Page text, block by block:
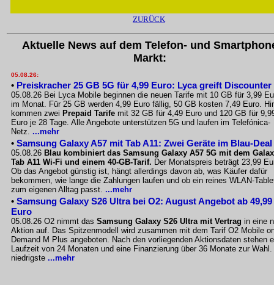
ZURÜCK
Aktuelle News auf dem Telefon- und
Markt:
05.08.26:
• Preiskracher 25 GB 5G für 4,99 Euro: Lyca greift Discounter
05.08.26 Bei Lyca Mobile beginnen die neuen Tarife mit 10 GB für 3,99
im Monat. Für 25 GB werden 4,99 Euro fällig, 50 GB kosten 7,49 Euro.
kommen zwei Prepaid Tarife mit 32 GB für 4,49 Euro und 120 GB für
Euro je 28 Tage. Alle Angebote unterstützen 5G und laufen im Telefónica-
Netz. ...mehr
• Samsung Galaxy A57 mit Tab A11: Zwei Geräte im Blau-Deal
05.08.26 Blau kombiniert das Samsung Galaxy A57 5G mit dem
Tab A11 Wi-Fi und einem 40-GB-Tarif. Der Monatspreis beträgt 23,99
Ob das Angebot günstig ist, hängt allerdings davon ab, was Käufer dafür
bekommen, wie lange die Zahlungen laufen und ob ein reines WLAN-
zum eigenen Alltag passt. ...mehr
• Samsung Galaxy S26 Ultra bei O2: August Angebot ab 49,99
Euro
05.08.26 O2 nimmt das Samsung Galaxy S26 Ultra mit Vertrag in eine
Aktion auf. Das Spitzenmodell wird zusammen mit dem Tarif O2 Mobile
Demand M Plus angeboten. Nach den vorliegenden Aktionsdaten stehen
Laufzeit von 24 Monaten und eine Finanzierung über 36 Monate zur Wahl.
niedrigste ...mehr